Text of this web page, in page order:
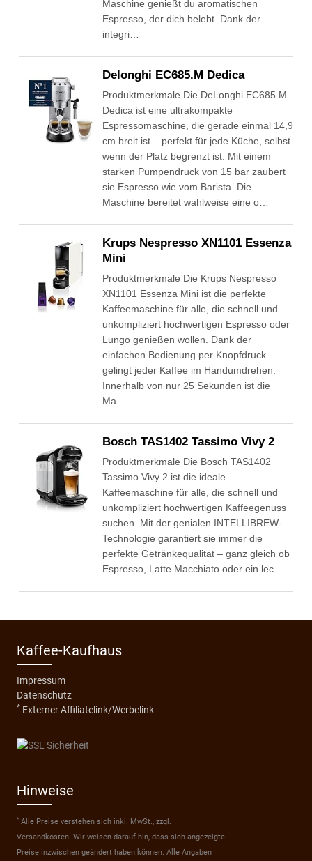
Maschine genießt du aromatischen
Espresso, der dich belebt. Dank der
integri…
Delonghi EC685.M Dedica
Produktmerkmale Die DeLonghi EC685.M
Dedica ist eine ultrakompakte
Espressomaschine, die gerade einmal 14,9
cm breit ist – perfekt für jede Küche, selbst
wenn der Platz begrenzt ist. Mit einem
starken Pumpendruck von 15 bar zaubert
sie Espresso wie vom Barista. Die
Maschine bereitet wahlweise eine o…
Krups Nespresso XN1101 Essenza
Mini
Produktmerkmale Die Krups Nespresso
XN1101 Essenza Mini ist die perfekte
Kaffeemaschine für alle, die schnell und
unkompliziert hochwertigen Espresso oder
Lungo genießen wollen. Dank der
einfachen Bedienung per Knopfdruck
gelingt jeder Kaffee im Handumdrehen.
Innerhalb von nur 25 Sekunden ist die
Ma…
Bosch TAS1402 Tassimo Vivy 2
Produktmerkmale Die Bosch TAS1402
Tassimo Vivy 2 ist die ideale
Kaffeemaschine für alle, die schnell und
unkompliziert hochwertigen Kaffeegenuss
suchen. Mit der genialen INTELLIBREW-
Technologie garantiert sie immer die
perfekte Getränkequalität – ganz gleich ob
Espresso, Latte Macchiato oder ein lec…
Kaffee-Kaufhaus
Impressum
Datenschutz
* Externer Affiliatelink/Werbelink
Hinweise
*Alle Preise verstehen sich inkl. MwSt., zzgl.
Versandkosten. Wir weisen darauf hin, dass sich angezeigte
Preise inzwischen geändert haben können. Alle Angaben